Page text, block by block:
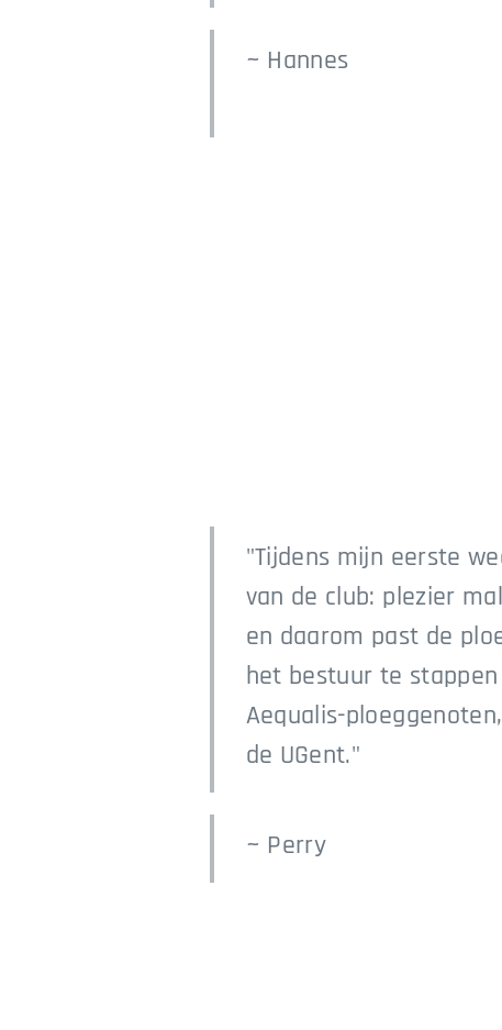
~ Hannes
"Tijdens mijn eerste
van de club: plezier
en daarom past de
het bestuur te
Aequalis-
de UGent."
~ Perry